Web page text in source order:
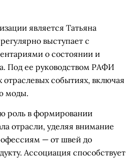
является Татьяна
выступает с
о состоянии и
Под ее руководством РАФИ
отраслевых событиях, включая
моды.
роль в формировании
отрасли, уделяя внимание
— от швей до
Ассоциация способствует